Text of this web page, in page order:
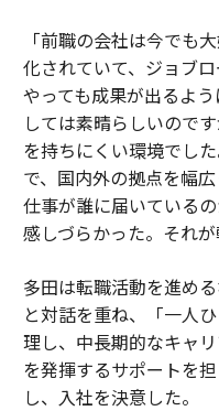
「前職の会社は今でも
化されていて、ジョブ
やっても成果が出るよ
しては素晴らしいので
を持ちにくい環境でし
で、国内外の拠点を幅
仕事が誰に届いている
感しづらかった。それ
多田は転職活動を進め
と対話を重ね、「一人
理し、中長期的なキャ
を発揮するサポートを
し、入社を決意した。